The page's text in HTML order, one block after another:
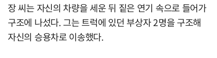
장 씨는 자신의 차량을 세운 뒤 짙은 연기 속으로 들어가
구조에 나섰다. 그는 트럭에 있던 부상자 2명을 구조해
자신의 승용차로 이송했다.